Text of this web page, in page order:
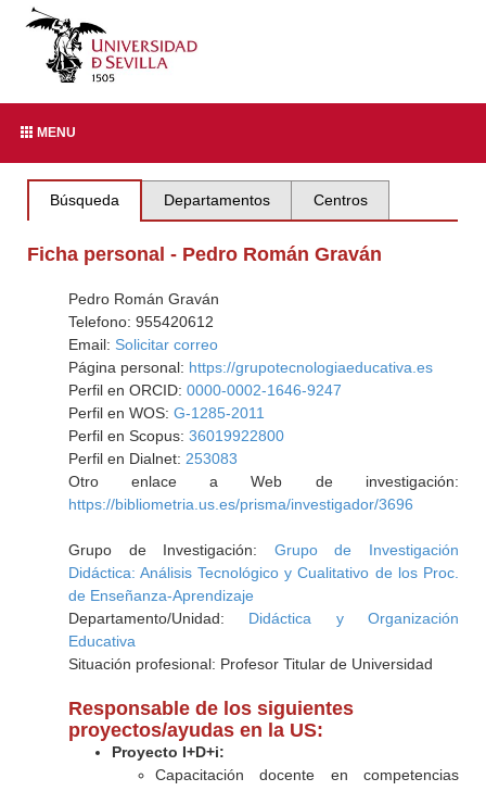
MENU
Búsqueda Departamentos Centros
Ficha personal - Pedro Román Graván
Pedro Román Graván
Telefono: 955420612
Email: Solicitar correo
Página personal: https://grupotecnologiaeducativa.es
Perfil en ORCID: 0000-0002-1646-9247
Perfil en WOS: G-1285-2011
Perfil en Scopus: 36019922800
Perfil en Dialnet: 253083
Otro enlace a Web de investigación:
https://bibliometria.us.es/prisma/investigador/3696
Grupo de Investigación: Grupo de Investigación
Didáctica: Análisis Tecnológico y Cualitativo de los Proc.
de Enseñanza-Aprendizaje
Departamento/Unidad: Didáctica y Organización
Educativa
Situación profesional: Profesor Titular de Universidad
Responsable de los siguientes
proyectos/ayudas en la US:
Proyecto I+D+i:
Capacitación docente en competencias